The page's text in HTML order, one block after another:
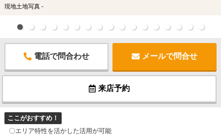
現地土地写真 -
電話で問合わせ メールで問合せ
来店予約
ここがおすすめ！
〇エリア特性を活かした活用が可能